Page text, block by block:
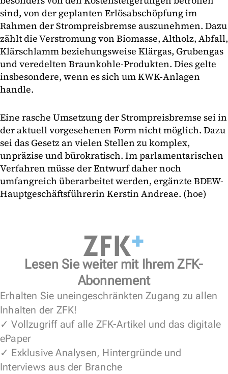
sind, von der geplanten Erlösabschöpfung im
Rahmen der Strompreisbremse auszunehmen. Dazu
zählt die Verstromung von Biomasse, Altholz, Abfall,
Klärschlamm beziehungsweise Klärgas, Grubengas
und veredelten Braunkohle-Produkten. Dies gelte
insbesondere, wenn es sich um KWK-Anlagen
handle.
Eine rasche Umsetzung der Strompreisbremse sei in
der aktuell vorgesehenen Form nicht möglich. Dazu
sei das Gesetz an vielen Stellen zu komplex,
unpräzise und bürokratisch. Im parlamentarischen
Verfahren müsse der Entwurf daher noch
umfangreich überarbeitet werden, ergänzte BDEW-
Hauptgeschäftsführerin Kerstin Andreae. (hoe)
Lesen Sie weiter mit Ihrem ZFK-
Abonnement
Erhalten Sie uneingeschränkten Zugang zu allen
Inhalten der ZFK!
✓ Vollzugriff auf alle ZFK-Artikel und das digitale
ePaper
✓ Exklusive Analysen, Hintergründe und
Interviews aus der Branche